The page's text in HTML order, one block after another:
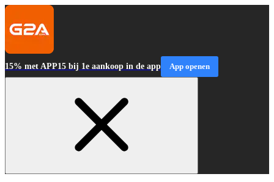
15% met APP15 bij 1e aankoop in de app App openen